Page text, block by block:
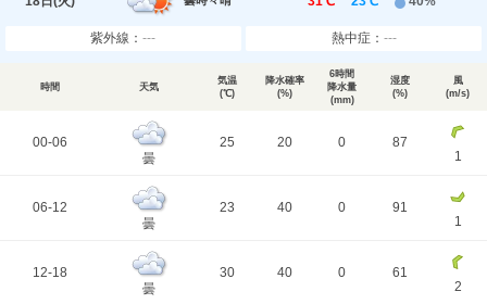
紫外線：--- 熱中症： ---
時間 天気
気温
(℃)
降水確率
(%)
6時間
降水量
(mm)
湿度
(%)
風
(m/s)
00-06
曇
25 20 0
87
1
06-12
曇
23 40 0
91
1
12-18
曇
30 40 0
61
2